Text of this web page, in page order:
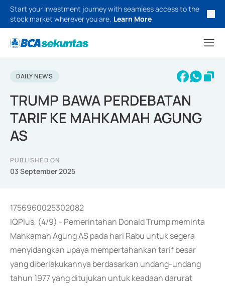
Start your investment journey with seamless access to the
stock market wherever you are. Learn More
DAILY NEWS
TRUMP BAWA PERDEBATAN
TARIF KE MAHKAMAH AGUNG
AS
PUBLISHED ON
03 September 2025
1756960025302082
IQPlus, (4/9) - Pemerintahan Donald Trump meminta
Mahkamah Agung AS pada hari Rabu untuk segera
menyidangkan upaya mempertahankan tarif besar
yang diberlakukannya berdasarkan undang-undang
tahun 1977 yang ditujukan untuk keadaan darurat